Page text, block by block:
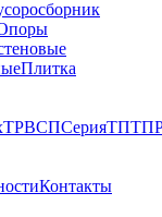
Плитка
ТРВСПСерияТП
Контакты